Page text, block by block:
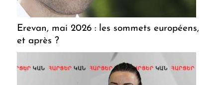
Erevan, mai 2026 : les sommets européens,
et après ?